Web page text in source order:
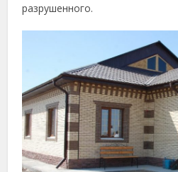
разрушенного.